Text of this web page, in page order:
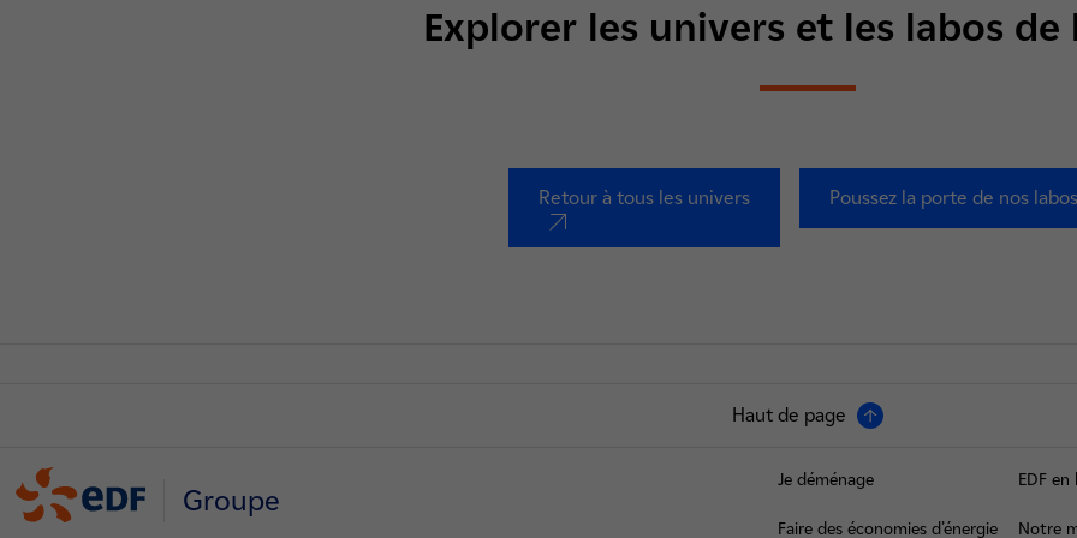
Explorer les univers et les labos de
Retour à tous les univers
nouvel onglet
Poussez la porte de nos labos
Haut de page
Groupe
Je déménage
Faire des économies d’énergie
EDF en
Notre